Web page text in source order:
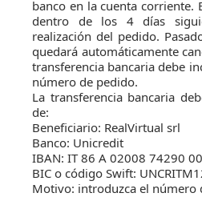
banco en la cuenta corriente.
dentro de los 4 días
realización del pedido.
quedará automáticamente
transferencia bancaria debe
número de pedido.
La transferencia bancaria
de:
Beneficiario: RealVirtual srl
Banco: Unicredit
IBAN: IT 86 A 02008 74290
BIC o código Swift:
Motivo: introduzca el número